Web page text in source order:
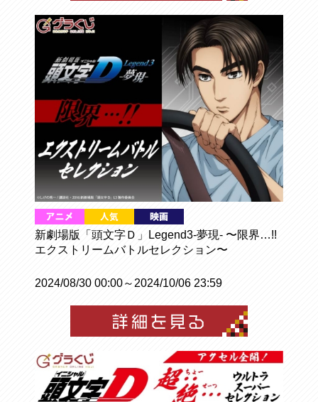
新劇場版「頭文字Ｄ」Legend3-夢現- 〜限界…!!
エクストリームバトルセレクション〜
2024/08/30 00:00～2024/10/06 23:59